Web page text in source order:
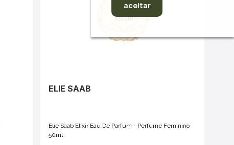
ELIE SAAB
Elie Saab Elixir Eau De Parfum - Perfume Feminino
50ml
aceitar